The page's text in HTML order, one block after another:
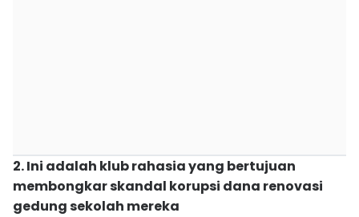
2. Ini adalah klub rahasia yang bertujuan
membongkar skandal korupsi dana renovasi
gedung sekolah mereka